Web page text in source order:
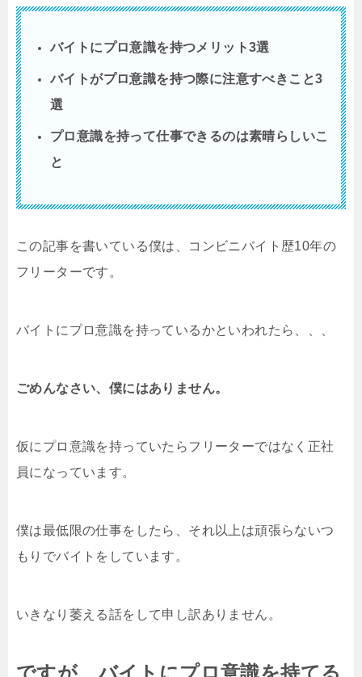
バイトにプロ意識を持つメリット3選
バイトがプロ意識を持つ際に注意すべきこと3
選
プロ意識を持って仕事できるのは素晴らしいこ
と
この記事を書いている僕は、コンビニバイト歴10年の
フリーターです。
バイトにプロ意識を持っているかといわれたら、、、
ごめんなさい、僕にはありません。
仮にプロ意識を持っていたらフリーターではなく正社
員になっています。
僕は最低限の仕事をしたら、それ以上は頑張らないつ
もりでバイトをしています。
いきなり萎える話をして申し訳ありません。
ですが、バイトにプロ意識を持てる